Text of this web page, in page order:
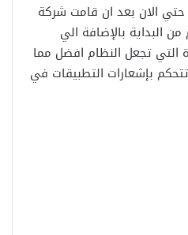
هو الأفضل حتي الان بعد ان قامت شركة
البداية بالإضافة الي
التي تجعل النظام افضل مما
بإشعارات التطبيقات في